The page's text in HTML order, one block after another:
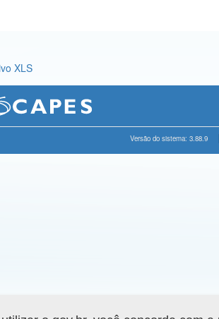
XLS
Versão do sistema: 3.88.9